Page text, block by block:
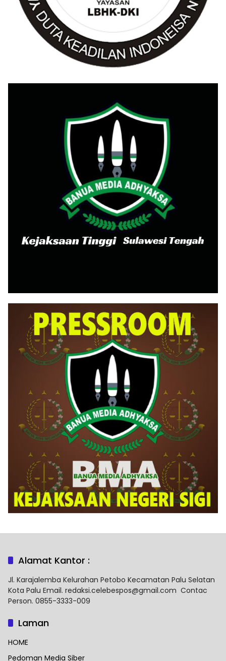
Alamat Kantor :
Jl. Karajalemba Kelurahan Petobo Kecamatan Palu Selatan
Kota Palu Email. redaksi.celebespos@gmail.com Contac
Person. 0855-3333-009
Laman
HOME
Pedoman Media Siber